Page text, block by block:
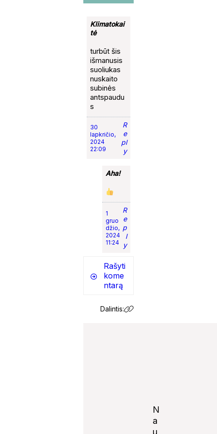
Klimatokai
tė
turbūt šis
išmanusis
suoliukas
nuskaito
subinės
antspaudu
s
30
lapkričio,
2024
22:09
R
e
pl
y
Aha!
1
gruo
džio,
2024
11:24
R
e
p
l
y
Rašyti
kome
ntarą
Dalintis:
N
a
u